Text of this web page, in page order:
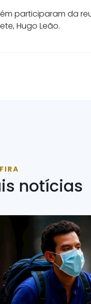
participaram da
Hugo Leão.
notícias